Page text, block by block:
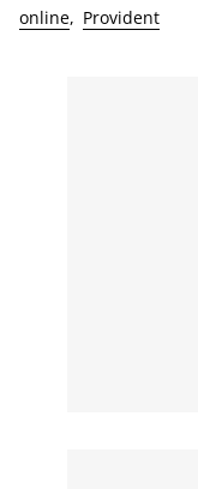
online
Provident